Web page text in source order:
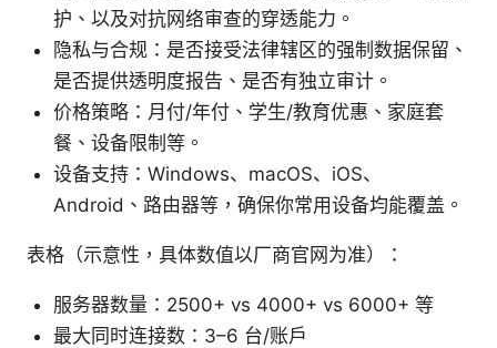
护、以及对抗网络审查的穿透能力。
隐私与合规：是否接受法律辖区的强制数据保留、
是否提供透明度报告、是否有独立审计。
价格策略：月付/年付、学生/教育优惠、家庭套
餐、设备限制等。
设备支持：Windows、macOS、iOS、
Android、路由器等，确保你常用设备均能覆盖。
表格（示意性，具体数值以厂商官网为准）：
服务器数量：2500+ vs 4000+ vs 6000+ 等
最大同时连接数：3–6 台/账户